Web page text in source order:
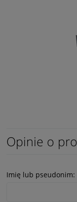
Opinie o
Imię lub pseudonim: